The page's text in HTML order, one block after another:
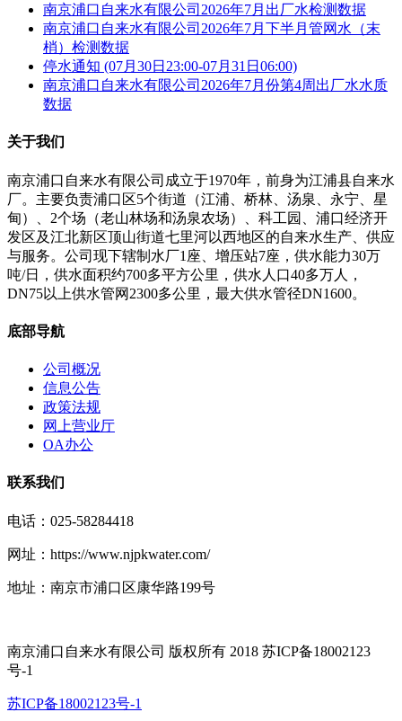
南京浦口自来水有限公司2026年7月出厂水检测数据
南京浦口自来水有限公司2026年7月下半月管网水（末
梢）检测数据
停水通知 (07月30日23:00-07月31日06:00)
南京浦口自来水有限公司2026年7月份第4周出厂水水质
数据
关于我们
南京浦口自来水有限公司成立于1970年，前身为江浦县自来水
厂。主要负责浦口区5个街道（江浦、桥林、汤泉、永宁、星
甸）、2个场（老山林场和汤泉农场）、科工园、浦口经济开
发区及江北新区顶山街道七里河以西地区的自来水生产、供应
与服务。公司现下辖制水厂1座、增压站7座，供水能力30万
吨/日，供水面积约700多平方公里，供水人口40多万人，
DN75以上供水管网2300多公里，最大供水管径DN1600。
底部导航
公司概况
信息公告
政策法规
网上营业厅
OA办公
联系我们
电话：025-58284418
网址：https://www.njpkwater.com/
地址：南京市浦口区康华路199号
南京浦口自来水有限公司 版权所有 2018 苏ICP备18002123
号-1
苏ICP备18002123号-1